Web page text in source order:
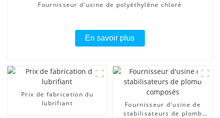
Fournisseur d'usine de polyéthylène chloré
En savoir plus
Prix ​​de fabrication du
lubrifiant
Fournisseur d'usine de
stabilisateurs de plomb